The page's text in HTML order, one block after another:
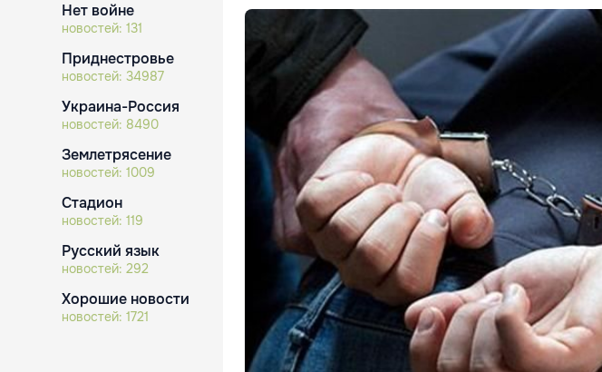
Нет войне
новостей: 131
Приднестровье
новостей: 34987
Украина-Россия
новостей: 8490
Землетрясение
новостей: 1009
Стадион
новостей: 119
Русский язык
новостей: 292
Хорошие новости
новостей: 1721